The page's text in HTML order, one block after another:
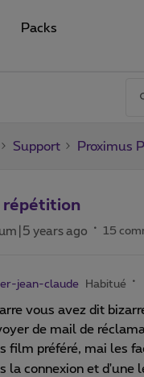
Packs
Support Proximus
répétition
years ago 15
jean-claude Habitué
vous avez dit
de mail de
film préféré, mai les
la connexion et d'une